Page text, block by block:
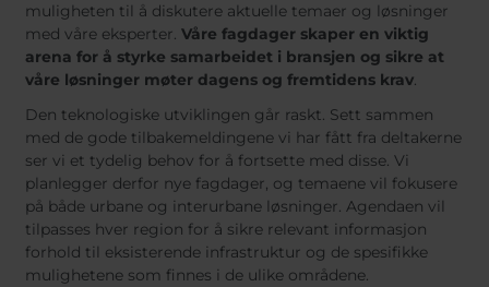
muligheten til å diskutere aktuelle temaer og løsninger
med våre eksperter. Våre fagdager skaper en viktig
arena for å styrke samarbeidet i bransjen og sikre at
våre løsninger møter dagens og fremtidens krav.
Den teknologiske utviklingen går raskt. Sett sammen
med de gode tilbakemeldingene vi har fått fra deltakerne
ser vi et tydelig behov for å fortsette med disse. Vi
planlegger derfor nye fagdager, og temaene vil fokusere
på både urbane og interurbane løsninger. Agendaen vil
tilpasses hver region for å sikre relevant informasjon
forhold til eksisterende infrastruktur og de spesifikke
mulighetene som finnes i de ulike områdene.